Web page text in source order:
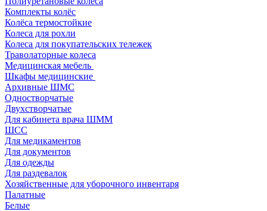
Комплекты колёс
Колёса термостойкие
Колеса для рохли
Колеса для покупательских тележек
Траволаторные колеса
Медицинская мебель
Шкафы медицинские
Архивные ШМС
Одностворчатые
Двухстворчатые
Для кабинета врача ШММ
ШСС
Для медикаментов
Для документов
Для одежды
Для раздевалок
Хозяйственные для уборочного инвентаря
Палатные
Белые